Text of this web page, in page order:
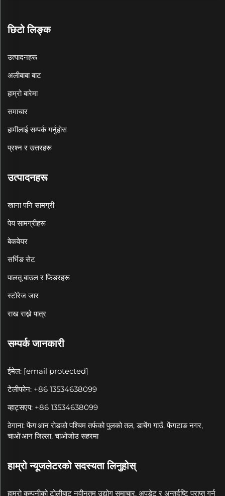
छिटो लिङ्क
उत्पादनहरू
अलीबाबा बाट
हाम्रो बारेमा
समाचार
हामीलाई सम्पर्क गर्नुहोस
प्रश्न र उत्तरहरू
उत्पादनहरू
खाना पनि सामग्री
पेय सामग्रीहरू
बेकवेयर
सर्भिङ सेट
पालतू बाउल र फिडरहरू
स्टोरेज जार
राख राख्ने पात्र
सम्पर्क जानकारी
ईमेल: [email protected]
टेलीफोन: +86 13534638099
व्हाट्सएप: +86 13534638099
ठेगाना: फेंग'आन रोडको पश्चिम तर्फको पुलको तल, डाचेंग गाउँ, फेंगटाङ नगर,
चाओ'आन जिल्ला, चाओजोउ सहरमा
हाम्रो न्यूजलेटरको सदस्यता लिनुहोस्
हाम्रो कम्पनीको टोलीबाट नवीनतम उद्योग समाचार, अपडेट र अन्तर्दृष्टि प्राप्त गर्न